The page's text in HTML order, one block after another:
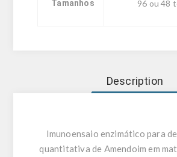
Tamanhos 96 ou 48
Description
Imunoensaio enzimático para
quantitativa de Amendoim em